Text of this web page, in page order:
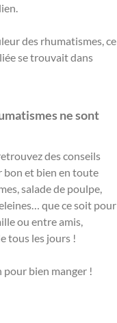
des rhumatismes, ce
se trouvait dans
ne sont
des conseils
bon et bien en toute
salade de poulpe,
que ce soit pour
ou entre amis,
tous les jours !
pour bien manger !